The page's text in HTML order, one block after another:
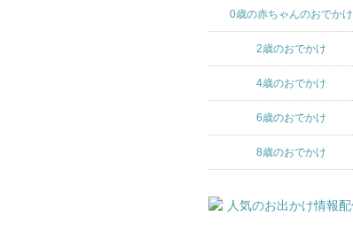
0歳の赤ちゃんのおでかけ
2歳のおでかけ
4歳のおでかけ
6歳のおでかけ
8歳のおでかけ